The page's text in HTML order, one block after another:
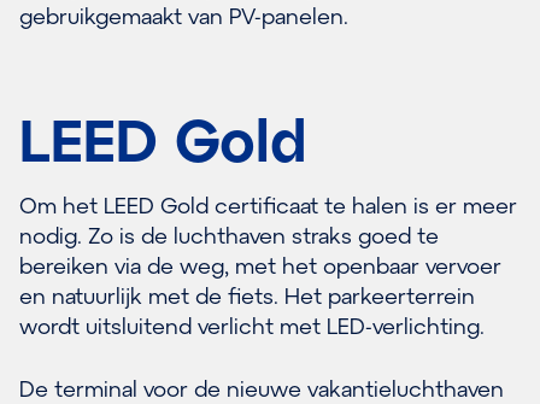
gebruikgemaakt van PV-panelen.
LEED Gold
Om het LEED Gold certificaat te halen is er meer
nodig. Zo is de luchthaven straks goed te
bereiken via de weg, met het openbaar vervoer
en natuurlijk met de fiets. Het parkeerterrein
wordt uitsluitend verlicht met LED-verlichting.
De terminal voor de nieuwe vakantieluchthaven